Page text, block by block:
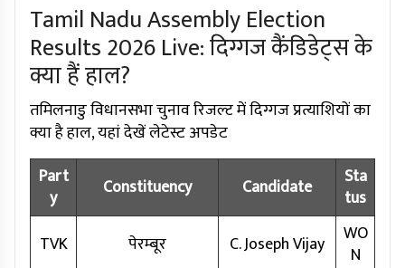
Tamil Nadu Assembly Election
Results 2026 Live: दिग्गज कैंडिडेट्स के
क्या हैं हाल?
तमिलनाडु विधानसभा चुनाव रिजल्ट में दिग्गज प्रत्याशियों का
क्या है हाल, यहां देखें लेटेस्ट अपडेट
Part
y
Constituency Candidate
Sta
tus
TVK
पेरम्बूर C. Joseph Vijay
WO
N